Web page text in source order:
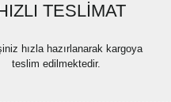
TESLİMAT
hızla hazırlanarak kargoya
teslim edilmektedir.